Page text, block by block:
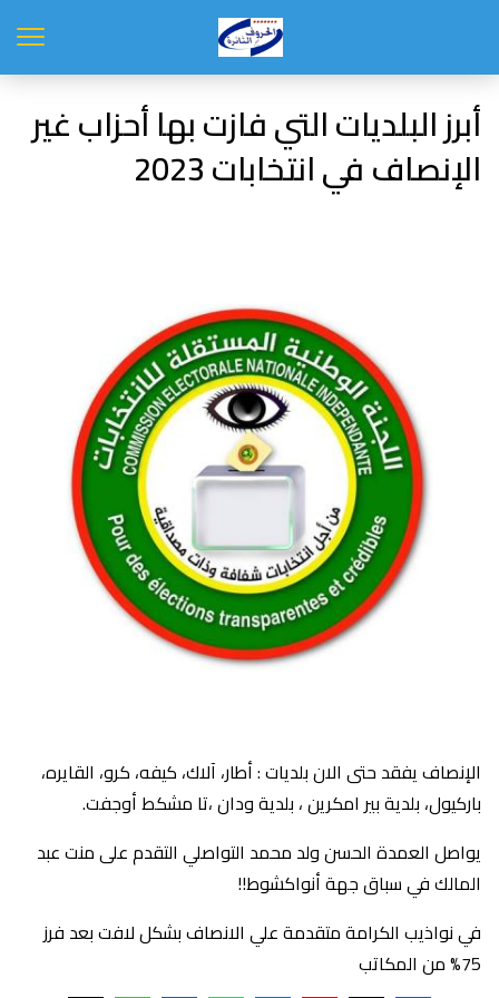
أبرز البلديات التي فازت بها أحزاب غير
الإنصاف في انتخابات 2023
الإنصاف يفقد حتى الان بلديات : أطار، آلاك، كيفه، كرو، القايره،
باركيول، بلدية بير امكرين ، بلدية ودان ،تا مشكط أوجفت.
يواصل العمدة الحسن ولد محمد التواصلي التقدم على منت عبد
المالك في سباق جهة أنواكشوط!!
في نواذيب الكرامة متقدمة علي الانصاف بشكل لافت بعد فرز
75% من المكاتب